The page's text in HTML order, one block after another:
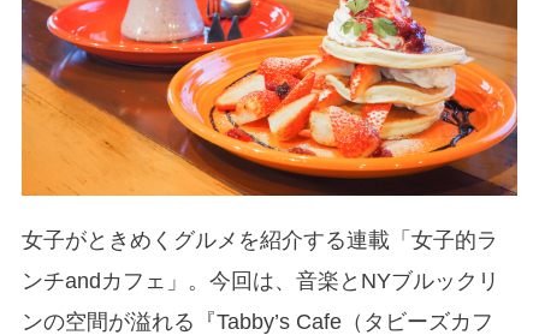
女子がときめくグルメを紹介する連載「女子的ラ
ンチandカフェ」。今回は、音楽とNYブルックリ
ンの空間が溢れる『Tabby’s Cafe（タビーズカフ